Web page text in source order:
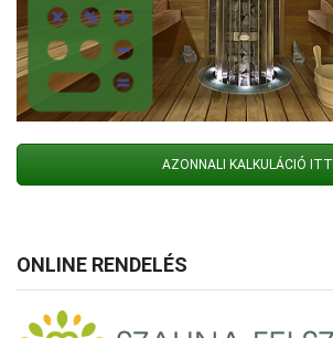
AZONNALI KALKULÁCIÓ ITT
ONLINE RENDELÉS